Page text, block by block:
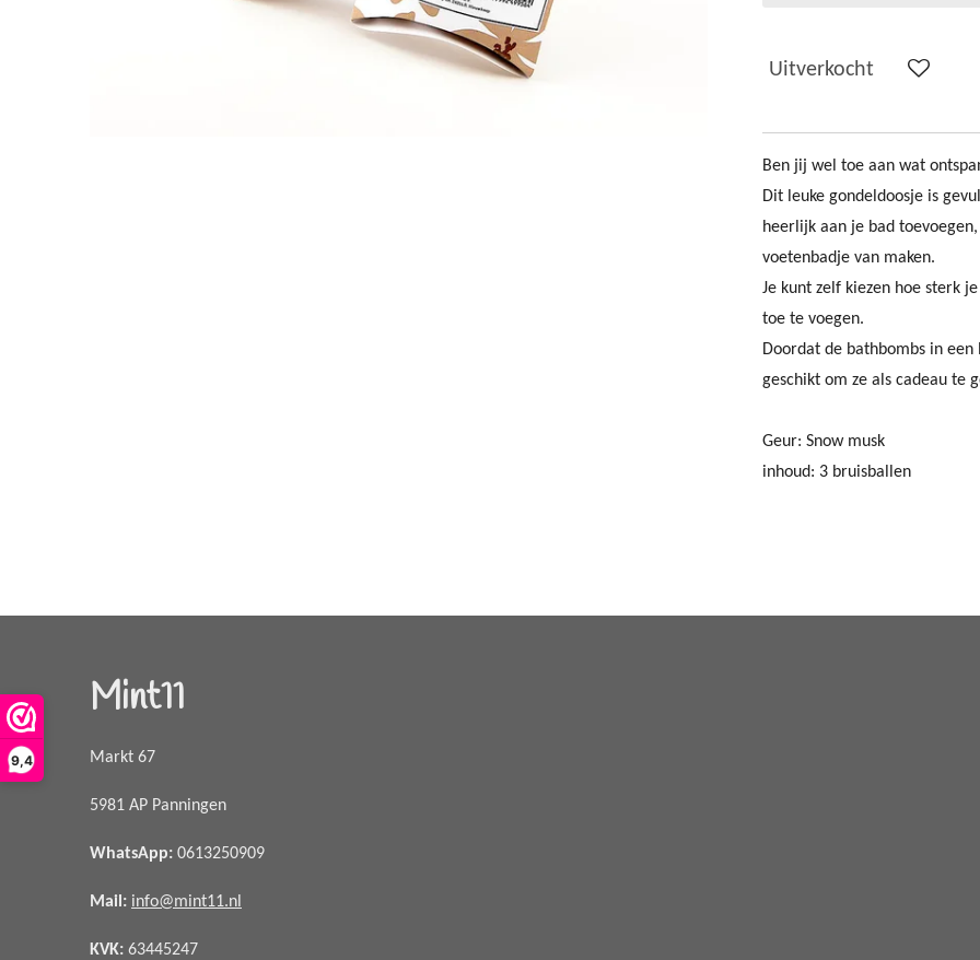
9,4
Uitverkocht
Ben jij wel toe aan wat
Dit leuke gondeldoosje is
heerlijk aan je bad
voetenbadje van maken.
Je kunt zelf kiezen hoe sterk
toe te voegen.
Doordat de bathbombs in
geschikt om ze als cadeau te
Geur: Snow musk
inhoud: 3 bruisballen
Mint11
Markt 67
5981 AP Panningen
WhatsApp: 0613250909
Mail: info@mint11.nl
KVK: 63445247